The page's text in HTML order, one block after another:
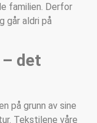
familien. Derfor
går aldri på
det
på grunn av sine
Tekstilene våre